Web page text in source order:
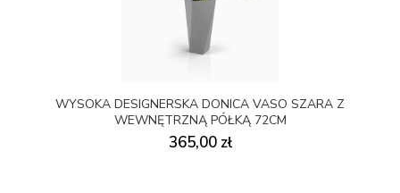
WYSOKA DESIGNERSKA DONICA VASO SZARA Z
WEWNĘTRZNĄ PÓŁKĄ 72CM
365,00 zł